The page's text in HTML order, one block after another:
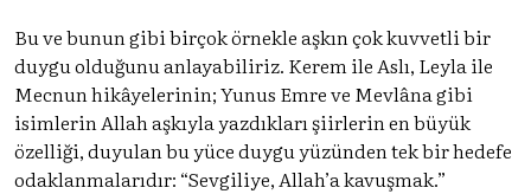
Bu ve bunun gibi birçok örnekle aşkın çok kuvvetli bir
duygu olduğunu anlayabiliriz. Kerem ile Aslı, Leyla ile
Mecnun hikâyelerinin; Yunus Emre ve Mevlâna gibi
isimlerin Allah aşkıyla yazdıkları şiirlerin en büyük
özelliği, duyulan bu yüce duygu yüzünden tek bir hedefe
odaklanmalarıdır: “Sevgiliye, Allah’a kavuşmak.”